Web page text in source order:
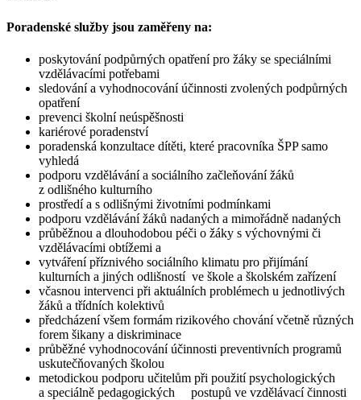
Poradenské služby jsou zaměřeny na:
poskytování podpůrných opatření pro žáky se speciálními
vzdělávacími potřebami
sledování a vyhodnocování účinnosti zvolených podpůrných
opatření
prevenci školní neúspěšnosti
kariérové poradenství
poradenská konzultace dítěti, které pracovníka ŠPP samo
vyhledá
podporu vzdělávání a sociálního začleňování žáků
z odlišného kulturního
prostředí a s odlišnými životními podmínkami
podporu vzdělávání žáků nadaných a mimořádně nadaných
průběžnou a dlouhodobou péči o žáky s výchovnými či
vzdělávacími obtížemi a
vytváření příznivého sociálního klimatu pro přijímání
kulturních a jiných odlišností ve škole a školském zařízení
včasnou intervenci při aktuálních problémech u jednotlivých
žáků a třídních kolektivů
předcházení všem formám rizikového chování včetně různých
forem šikany a diskriminace
průběžné vyhodnocování účinnosti preventivních programů
uskutečňovaných školou
metodickou podporu učitelům při použití psychologických
a speciálně pedagogických postupů ve vzdělávací činnosti